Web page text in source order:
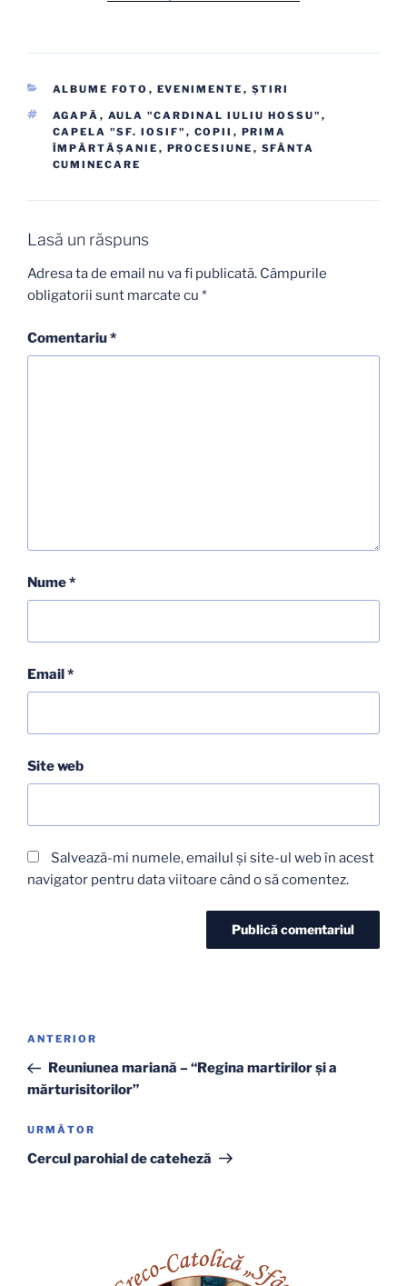
CATEGORII
ALBUME FOTO , EVENIMENTE , ŞTIRI
ETICHETE
AGAPĂ , AULA "CARDINAL IULIU HOSSU" ,
CAPELA "SF. IOSIF" , COPII , PRIMA
ÎMPĂRTĂȘANIE , PROCESIUNE , SFÂNTA
CUMINECARE
Lasă un răspuns
Adresa ta de email nu va fi publicată. Câmpurile
obligatorii sunt marcate cu *
Comentariu*
Nume*
Email*
Site web
Salvează-mi numele, emailul și site-ul web în acest
navigator pentru data viitoare când o să comentez.
Navigare
articole
Articolul
anterior
ANTERIOR
Reuniunea mariană – “Regina martirilor şi a
mărturisitorilor”
Articolul
următor
URMĂTOR
Cercul parohial de cateheză